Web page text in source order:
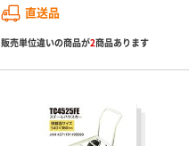
直送品
販売単位違いの商品が2商品あります